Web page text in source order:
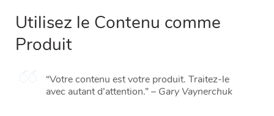
Utilisez le Contenu comme
Produit
“Votre contenu est votre produit. Traitez-le
avec autant d’attention.” – Gary Vaynerchuk